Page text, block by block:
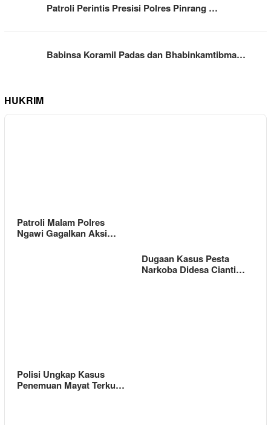
Patroli Perintis Presisi Polres Pinrang …
Babinsa Koramil Padas dan Bhabinkamtibma…
HUKRIM
Patroli Malam Polres
Ngawi Gagalkan Aksi…
Dugaan Kasus Pesta
Narkoba Didesa Cianti…
Polisi Ungkap Kasus
Penemuan Mayat Terku…